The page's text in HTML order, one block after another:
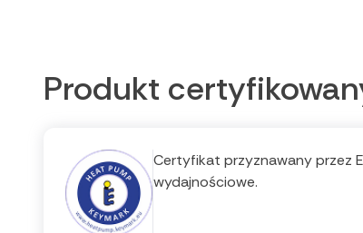
Produkt
Certyfikat przyznawany przez
wydajnościowe.